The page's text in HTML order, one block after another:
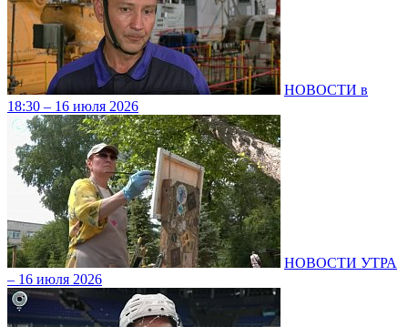
НОВОСТИ в
18:30 – 16 июля 2026
НОВОСТИ УТРА
– 16 июля 2026